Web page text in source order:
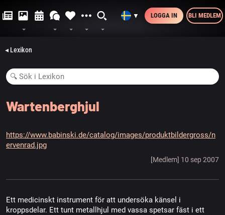
▼ LOGGA IN BLI MEDLEM
◂ Lexikon
Wartenberghjul
https://www.babinski.de/catalog/images/produktbildergross/n
ervenrad.jpg
[Medlem] 10 sep 2007
Ett medicinskt instrument för att undersöka känsel i
kroppsdelar. Ett tunt metallhjul med vassa spetsar fäst i ett